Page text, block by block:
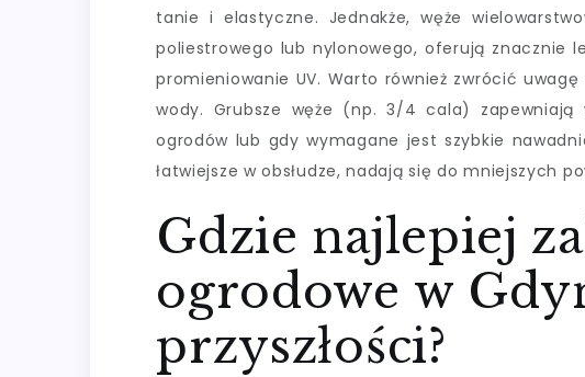
tanie i elastyczne. Jednakże, węże
poliestrowego lub nylonowego, oferują znacznie
promieniowanie UV. Warto również zwrócić
wody. Grubsze węże (np. 3/4 cala) zapewniają
ogrodów lub gdy wymagane jest szybkie
łatwiejsze w obsłudze, nadają się do mniejszych
Gdzie najlepiej
ogrodowe w
przyszłości?